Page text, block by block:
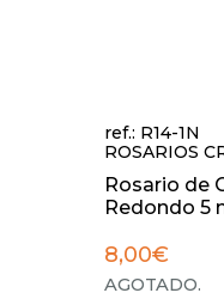
ref.: R14-1N
ROSARIOS
Rosario de
Redondo 5
8,00€
AGOTADO.